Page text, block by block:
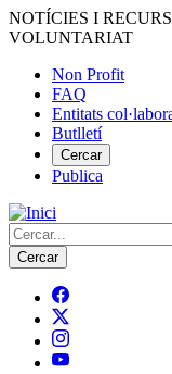
Vés
al
NOTÍCIES I
VOLUNTARIAT
Menú
del
compte
d'usuari
Non Profit
FAQ
Entitats
Butlletí
Cercar
Publica
Cerca